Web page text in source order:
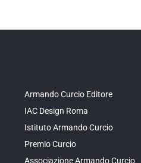
Armando Curcio Editore
IAC Design Roma
Istituto Armando Curcio
Premio Curcio
Associazione Armando Curcio